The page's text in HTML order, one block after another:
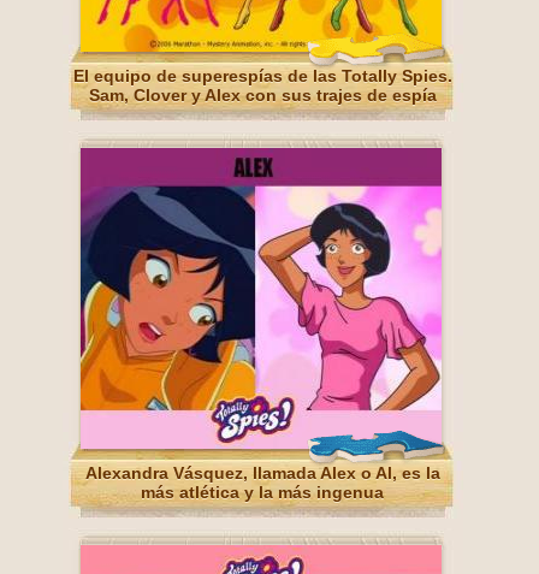
El equipo de superespías de las Totally Spies.
Sam, Clover y Alex con sus trajes de espía
Alexandra Vásquez, llamada Alex o Al, es la
más atlética y la más ingenua